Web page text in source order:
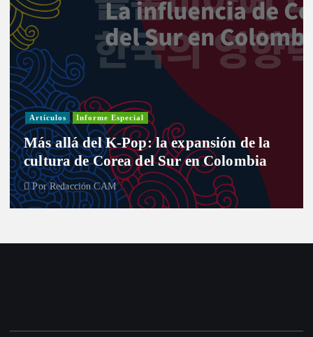
Artículos Informe Especial
Más allá del K-Pop: la expansión de la
cultura de Corea del Sur en Colombia
PorRedacción CAM